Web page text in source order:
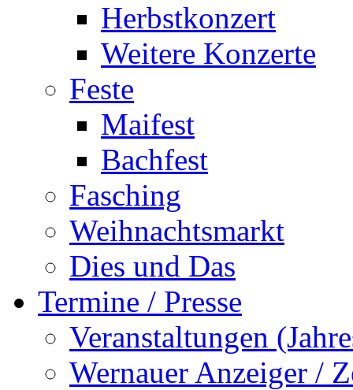
Herbstkonzert
Weitere Konzerte
Feste
Maifest
Bachfest
Fasching
Weihnachtsmarkt
Dies und Das
Termine / Presse
Veranstaltungen
Wernauer Anzeiger /